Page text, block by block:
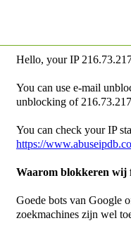
Hello, your IP
You can use e-mail
unblocking of
You can check your IP
https://
Waarom blokkeren wij
Goede bots van Google
zoekmachines zijn wel